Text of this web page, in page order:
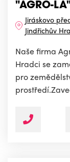
"AGRO-
Jiráskovo
Jindřichův
Naše firma
Hradci se
pro